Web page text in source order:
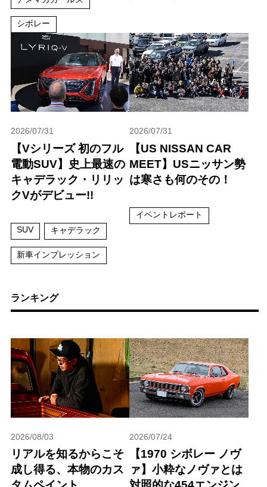
シボレー
2026/07/31
【Vシリーズ 初のフル
電動SUV】史上最速の
キャデラック・リリッ
クVがデビュー!!
SUV キャデラック
新車インプレッション
2026/07/31
【US NISSAN CAR
MEET】USニッサン勢
は寒さも何のその！
イベントレポート
ランキング
2026/08/03
リアルを知るからこそ
成し得る、本物のカス
2026/07/24
【1970 シボレー ノヴ
ァ】小粋なノヴァとは